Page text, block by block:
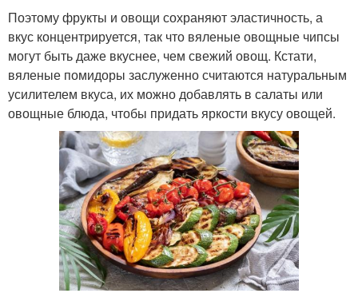
Поэтому фрукты и овощи сохраняют эластичность, а
вкус концентрируется, так что вяленые овощные чипсы
могут быть даже вкуснее, чем свежий овощ. Кстати,
вяленые помидоры заслуженно считаются натуральным
усилителем вкуса, их можно добавлять в салаты или
овощные блюда, чтобы придать яркости вкусу овощей.